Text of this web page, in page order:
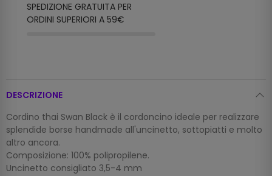
SPEDIZIONE GRATUITA PER
ORDINI SUPERIORI A 59€
DESCRIZIONE
Cordino thai Swan Black è il cordoncino ideale per realizzare
splendide borse handmade all'uncinetto, sottopiatti e molto
altro ancora.
Composizione: 100% polipropilene.
Uncinetto consigliato 3,5-4 mm